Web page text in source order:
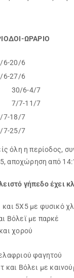
ΩΡΑΡΙΟ
6-20/6
6-27/6
30/6-4/7
7/7-11/7
7-18/7
7-25/7
όλη η περίοδος,
αποχώρηση από
γήπεδο έχει
5Χ5 με φυσικό
Βόλεϊ με παρκέ
χορού
φαγητού
και Βόλει με